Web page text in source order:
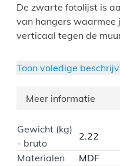
De zwarte fotolijst is
van hangers waarmee
verticaal tegen de
Om het plexiglas te
Toon voledige
Meer informatie
Gewicht (kg)
- bruto
2.22
Materialen
MDF